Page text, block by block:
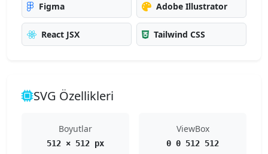
Figma Adobe Illustrator
React JSX Tailwind CSS
SVG Özellikleri
Boyutlar
512 × 512 px
ViewBox
0 0 512 512